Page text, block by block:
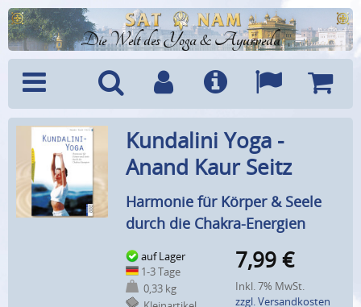
Die Welt des Yoga & Ayurveda
Menü SucheBenutzerkonto
Info Sprachen
Kundalini Yoga -
Anand Kaur Seitz
Harmonie für Körper & Seele
durch die Chakra-Energien
auf Lager
1-3 Tage
0,33 kg
7,99 €
Inkl. 7% MwSt.
zzgl. Versandkosten